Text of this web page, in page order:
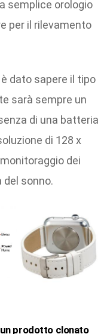
semplice orologio
per il rilevamento
dato sapere il tipo
sarà sempre un
di una batteria
di 128 x
dei
del sonno.
prodotto clonato